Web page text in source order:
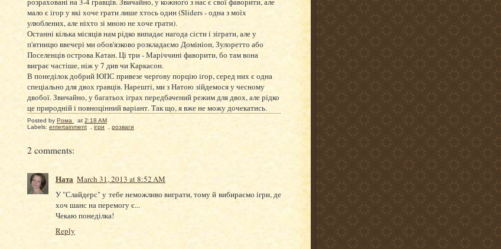
мало є ігор у які хоче грати лише хтось один (Sliders - одна з моїх
улюблених, але ніхто зі мною не хоче грати).
Останні кілька місяців нам рідко випадає нагода сісти і зіграти, але у
п'ятницю ввечері ми обов'язково розкладаємо Домініон, Зулоретто або
Поселенців острова Катан. Ці три - Маріччині фаворити, бо там вона
виграє частіше, ніж у 7 див чи Каркасон.
В понеділок добрий ЮПС привезе чергову порцію ігор, серед них є одна
спеціально для двох гравців. Нарешті, ми з Натою зійдемося у чесному
двобої. Звичайно, у багатьох іграх передбачений режим для двох, але рідко
це природній і повноцінний варіант. Так що, я вже не можу дочекатись.
Posted by Рома at 2:18 AM
Labels: entertainment ігри розваги
2 comments:
Ната March 31, 2013 at 8:52 AM
У "Слайдерс" у тебе неможливо виграти, тому й вибираємо ігри, де
хоч шанс на перемогу є...
Чекаю понеділка!
Reply